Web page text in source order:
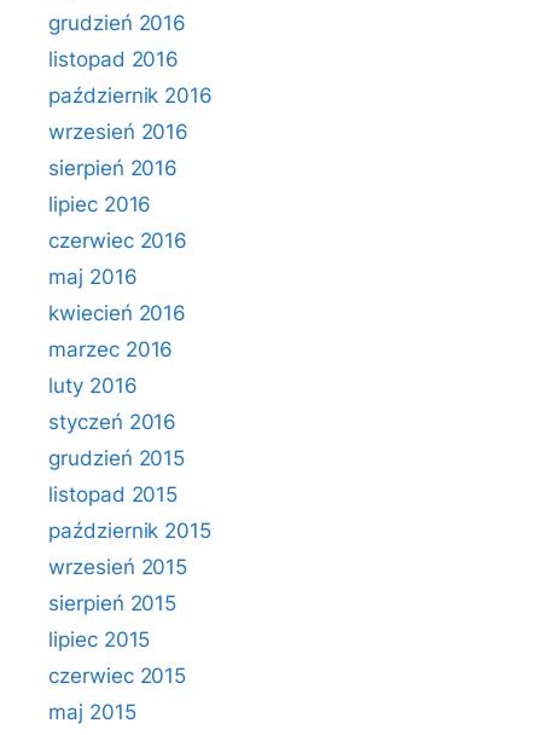
grudzień 2016
listopad 2016
październik 2016
wrzesień 2016
sierpień 2016
lipiec 2016
czerwiec 2016
maj 2016
kwiecień 2016
marzec 2016
luty 2016
styczeń 2016
grudzień 2015
listopad 2015
październik 2015
wrzesień 2015
sierpień 2015
lipiec 2015
czerwiec 2015
maj 2015